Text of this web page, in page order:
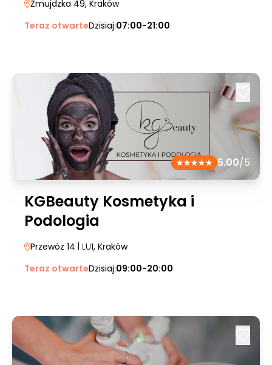
Żmujdzka 49, Kraków
Teraz otwarteDzisiaj:07:00-21:00
5.00/5
KGBeauty Kosmetyka i
Podologia
Przewóz 14 | LU1, Kraków
Teraz otwarteDzisiaj:09:00-20:00